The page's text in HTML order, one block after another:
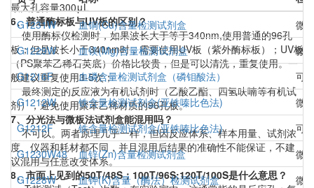
最大孔容量300μL
6、普通酶标板与UV板的区别？
使用酶标仪检测时，如果波长大于等于340nm,使用普通的96孔
板；但是波长小于340nm时，需要使用UV板（紫外酶标板）；UV板
（PS聚苯乙稀石英底）价格比较贵，但是可以清洗，重复使用。一
般建议重复使用3-5次；
最终测定的反应液为有机试剂时（乙酸乙酯、四氢呋喃等有机试
剂），避免使用聚苯乙稀材质的96孔板。
7、分光法与微板法试剂盒能混用吗？
不可以。两者原理几乎一样，但因反应体系、样本用量、试剂浓
度、仪器和耗材都不同，并且混用后结果的准确性不能保证，不建
议混用与任意改变体系。
8、市面上见到的50T/48S；100T/96S;120T/100S是什么意思？
G1231W
血铜(Cu)含量检测试剂盒
微
G1229W
血镁(Mg)含量检测试剂盒
微
G1216F
血磷含量检测试剂盒（磷钼酸法）
可
G1212W
铁含量检测试剂盒(亚铁嗪比色法)
微
G1212F
铁含量检测试剂盒(亚铁嗪比色法)
可
G1230W48
血锌(Zn)含量检测试剂盒
微
G1228W
血钾(K)含量（酶法）检测试剂盒
微